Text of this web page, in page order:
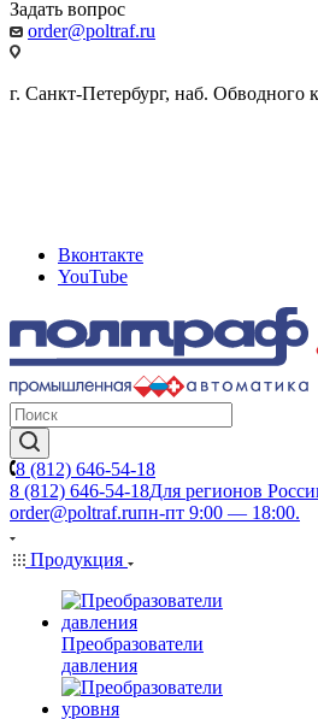
Задать вопрос
order@poltraf.ru
г. Санкт-Петербург, наб. Обводного
Вконтакте
YouTube
8 (812) 646-54-18
8 (812) 646-54-18Для регионов
order@poltraf.ruпн-пт 9:00 — 18:00.
Продукция
Преобразователи
давления